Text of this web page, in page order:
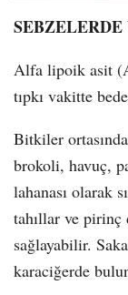
Alfa lipoik asit
tıpkı vakitte
Bitkiler
brokoli, havuç,
lahanası olarak
tahıllar ve
sağlayabilir.
karaciğerde